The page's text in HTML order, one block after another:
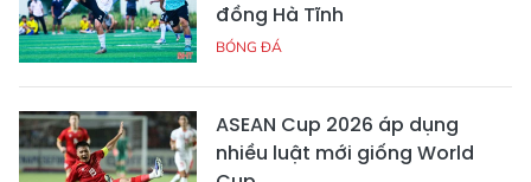
đồng Hà Tĩnh
BÓNG ĐÁ
ASEAN Cup 2026 áp dụng
nhiều luật mới giống World